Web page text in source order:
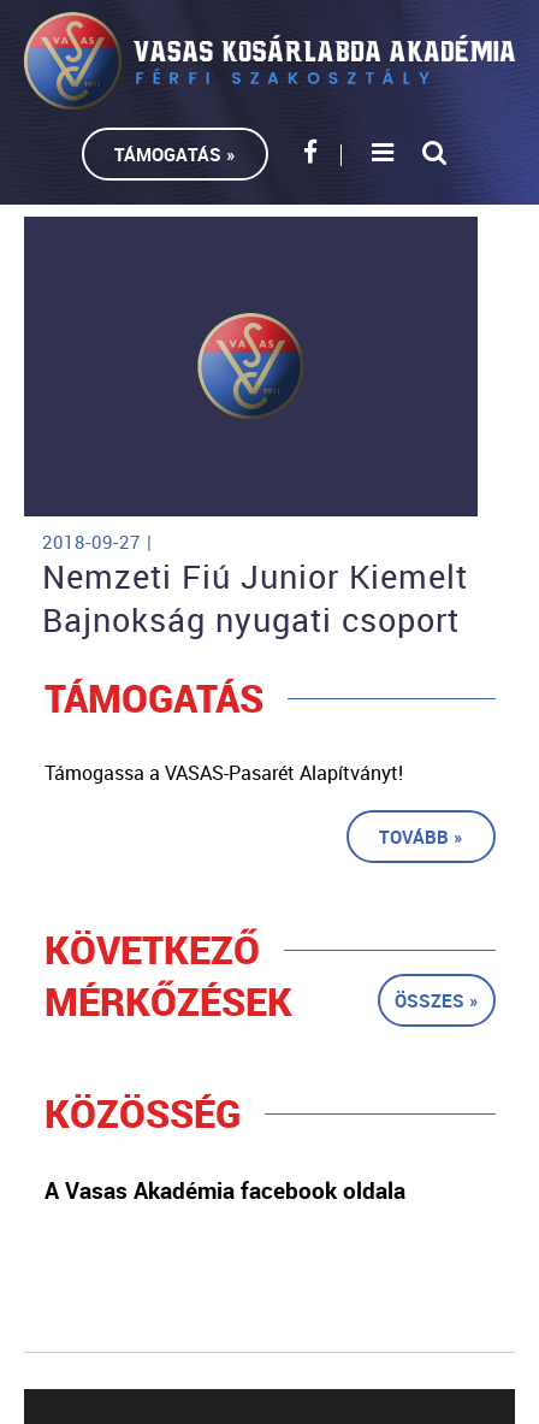
TÁMOGATÁS »
2018-09-27 |
Nemzeti Fiú Junior Kiemelt
Bajnokság nyugati csoport
TÁMOGATÁS
Támogassa a VASAS-Pasarét Alapítványt!
TOVÁBB »
KÖVETKEZŐ
MÉRKŐZÉSEK
ÖSSZES »
KÖZÖSSÉG
A Vasas Akadémia facebook oldala